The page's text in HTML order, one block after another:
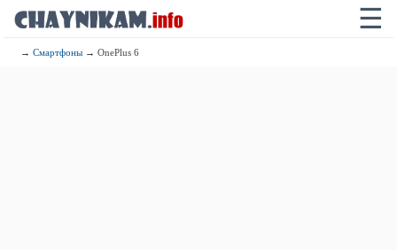
☰
→Смартфоны → OnePlus 6